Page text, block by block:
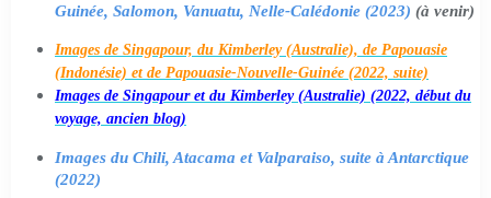
Guinée, Salomon, Vanuatu, Nelle-Calédonie (2023) (à venir)
Images de Singapour, du Kimberley (Australie), de Papouasie
(Indonésie) et de Papouasie-Nouvelle-Guinée (2022, suite)
Images de Singapour et du Kimberley (Australie) (2022, début du
voyage, ancien blog)
Images du Chili, Atacama et Valparaiso, suite à Antarctique
(2022)